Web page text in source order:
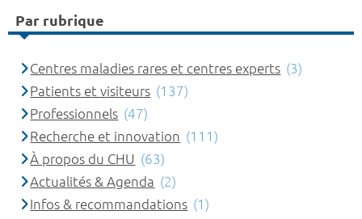
Par rubrique
Centres maladies rares et centres experts (3)
Patients et visiteurs (137)
Professionnels (47)
Recherche et innovation (111)
À propos du CHU (63)
Actualités & Agenda (2)
Infos & recommandations (1)